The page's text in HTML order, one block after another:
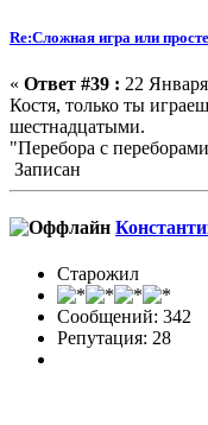
Re:Сложная игра или
« Ответ #39 : 22
Костя, только ты
шестнадцатыми.
"Перебора с
Записан
Старожил
Сообщений: 342
Репутация: 28